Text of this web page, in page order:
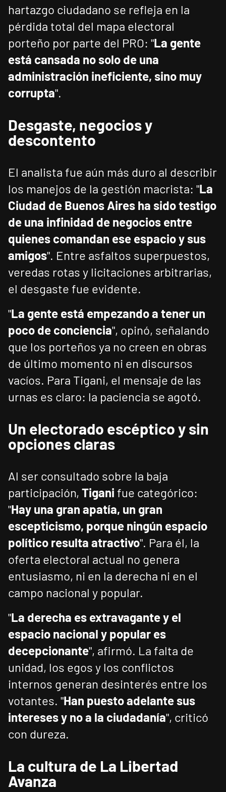
hartazgo ciudadano se refleja en la
pérdida total del mapa electoral
porteño por parte del PRO: "La gente
está cansada no solo de una
administración ineficiente, sino muy
corrupta".
Desgaste, negocios y
descontento
El analista fue aún más duro al describir
los manejos de la gestión macrista: "La
Ciudad de Buenos Aires ha sido testigo
de una infinidad de negocios entre
quienes comandan ese espacio y sus
amigos". Entre asfaltos superpuestos,
veredas rotas y licitaciones arbitrarias,
el desgaste fue evidente.
"La gente está empezando a tener un
poco de conciencia", opinó, señalando
que los porteños ya no creen en obras
de último momento ni en discursos
vacíos. Para Tigani, el mensaje de las
urnas es claro: la paciencia se agotó.
Un electorado escéptico y sin
opciones claras
Al ser consultado sobre la baja
participación, Tigani fue categórico:
"Hay una gran apatía, un gran
escepticismo, porque ningún espacio
político resulta atractivo". Para él, la
oferta electoral actual no genera
entusiasmo, ni en la derecha ni en el
campo nacional y popular.
"La derecha es extravagante y el
espacio nacional y popular es
decepcionante", afirmó. La falta de
unidad, los egos y los conflictos
internos generan desinterés entre los
votantes. "Han puesto adelante sus
intereses y no a la ciudadanía", criticó
con dureza.
La cultura de La Libertad
Avanza